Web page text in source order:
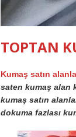
TOPTAN
Kumaş satın
saten kumaş alan
kumaş satın
dokuma fazlası